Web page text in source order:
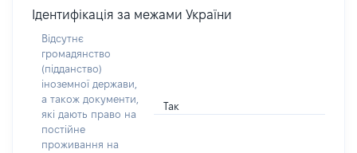
Ідентифікація за межами України
Відсутнє
громадянство
(підданство)
іноземної держави,
а також документи,
які дають право на
постійне
проживання на
Так